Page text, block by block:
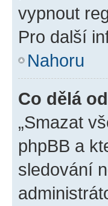
vypnout
Pro další
Nahoru
Co dělá
„Smazat
phpBB a
sledování